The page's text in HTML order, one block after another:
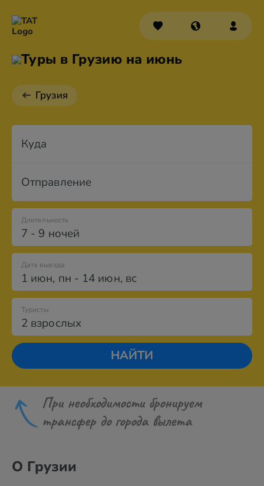
Туры в Грузию на июнь
Грузия
Куда
Отправление
7 - 9 ночей
Длительность
Дата выезда
1 июн, пн - 14 июн, вс
2 взрослых
Туристы
НАЙТИ
При необходимости бронируем
трансфер до города вылета
О Грузии